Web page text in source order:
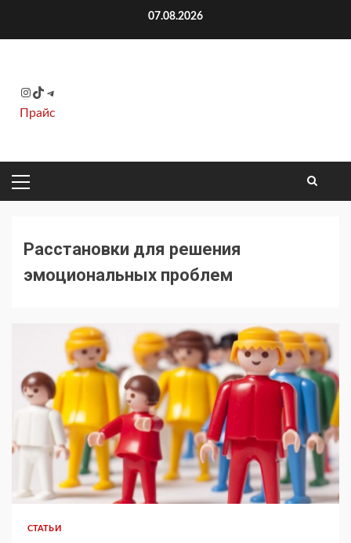
07.08.2026
Instagram
TikTok
Telegram
Прайс
ОСНОВНОЕ
МЕНЮ
Расстановки для решения
эмоциональных проблем
СТАТЬИ